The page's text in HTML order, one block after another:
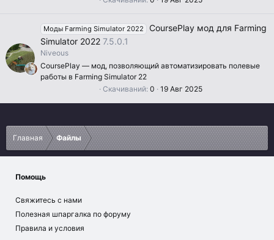
0
з
в
ё
д
Моды Farming Simulator 2022
CoursePlay мод для Farming
Simulator 2022 7.5.0.1
Niveous
CoursePlay — мод, позволяющий автоматизировать полевые
работы в Farming Simulator 22
0
0
в
д
Скачиваний 0 19 Авг 2025
Главная Файлы
Помощь
Свяжитесь с нами
Полезная шпаргалка по форуму
Правила и условия